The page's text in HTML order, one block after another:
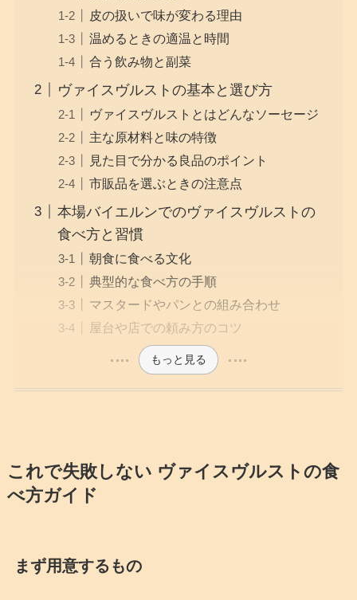
皮の扱いで味が変わる理由
温めるときの適温と時間
合う飲み物と副菜
ヴァイスヴルストの基本と選び方
ヴァイスヴルストとはどんなソーセージ
主な原材料と味の特徴
見た目で分かる良品のポイント
市販品を選ぶときの注意点
本場バイエルンでのヴァイスヴルストの
食べ方と習慣
朝食に食べる文化
典型的な食べ方の手順
マスタードやパンとの組み合わせ
屋台や店での頼み方のコツ
もっと見る
これで失敗しない ヴァイスヴルストの食
べ方ガイド
まず用意するもの